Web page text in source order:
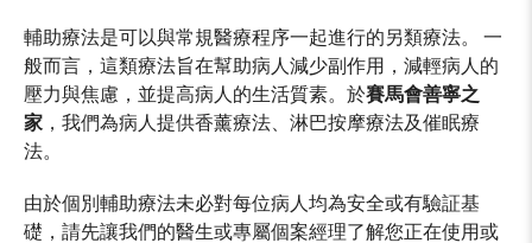
輔助療法是可以與常規醫療程序一起進行的另類療法。 一
般而言，這類療法旨在幫助病人減少副作用，減輕病人的
壓力與焦慮，並提高病人的生活質素。於賽馬會善寧之
家 ，我們為病人提供香薰療法、淋巴按摩療法及催眠療
法。
由於個別輔助療法未必對每位病人均為安全或有驗証基
礎，請先讓我們的醫生或專屬個案經理了解您正在使用或